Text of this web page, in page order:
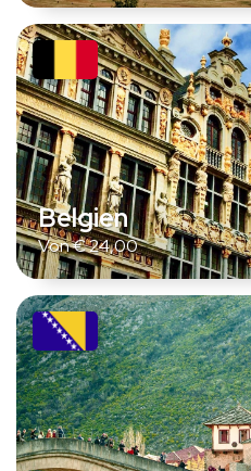
Belgien
Von€24,00